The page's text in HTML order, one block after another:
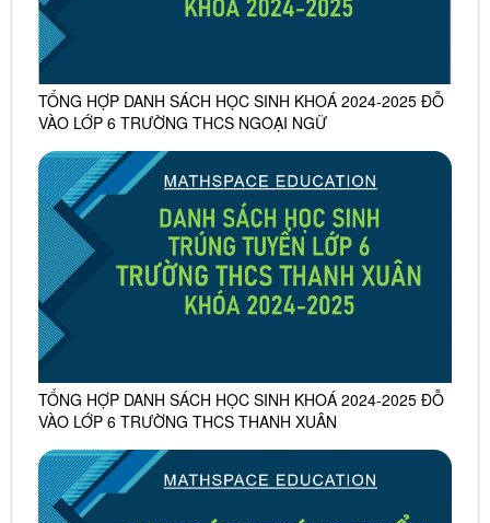
TỔNG HỢP DANH SÁCH HỌC SINH KHOÁ 2024-2025 ĐỖ
VÀO LỚP 6 TRƯỜNG THCS NGOẠI NGỮ
TỔNG HỢP DANH SÁCH HỌC SINH KHOÁ 2024-2025 ĐỖ
VÀO LỚP 6 TRƯỜNG THCS THANH XUÂN